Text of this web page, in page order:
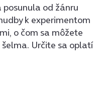
od žánru
k experimentom
o čom sa môžete
Určite sa oplatí